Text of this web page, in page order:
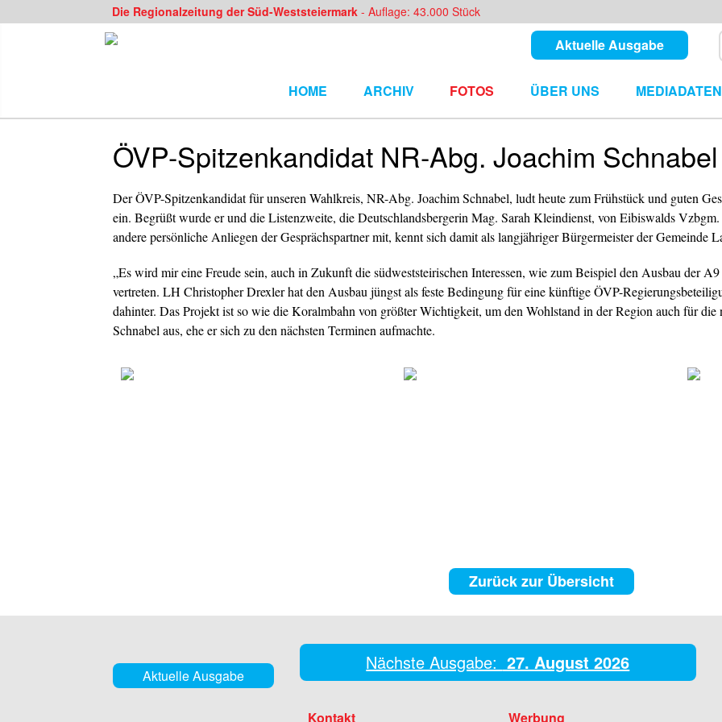
Die Regionalzeitung der Süd-Weststeiermark - Auflage: 43.000 Stück
Aktuelle Ausgabe
HOME ARCHIV FOTOS ÜBER UNS MEDIADATEN
ÖVP-Spitzenkandidat NR-Abg. Joachim
Der ÖVP-Spitzenkandidat für unseren Wahlkreis, NR-Abg. Joachim Schnabel, ludt heute zum Frühstück und guten
ein. Begrüßt wurde er und die Listenzweite, die Deutschlandsbergerin Mag. Sarah Kleindienst, von Eibiswalds Vzbgm.
andere persönliche Anliegen der Gesprächspartner mit, kennt sich damit als langjähriger Bürgermeister der Gemeinde
„Es wird mir eine Freude sein, auch in Zukunft die südweststeirischen Interessen, wie zum Beispiel den Ausbau der
vertreten. LH Christopher Drexler hat den Ausbau jüngst als feste Bedingung für eine künftige ÖVP-
dahinter. Das Projekt ist so wie die Koralmbahn von größter Wichtigkeit, um den Wohlstand in der Region auch für die
Schnabel aus, ehe er sich zu den nächsten Terminen aufmachte.
Zurück zur Übersicht
Aktuelle Ausgabe
Kontakt Werbung
Nächste Ausgabe: 27. August 2026